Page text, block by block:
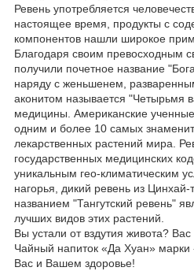
Ревень употребляется
настоящее время, продукты с
компонентов нашли широкое
Благодаря своим превосходным
получили почетное название
наряду с женьшенем,
аконитом называется "Четырьмя
медицины. Американские
одним и более 10 самых
лекарственных растений мира.
государственных медицинских
уникальным гео-климатическим
нагорья, дикий ревень из Цинхай-
названием "Тангутский ревень"
лучших видов этих растений.
Вы устали от вздутия живота?
Чайный напиток «Да Хуан»
Вас и Вашем здоровье!